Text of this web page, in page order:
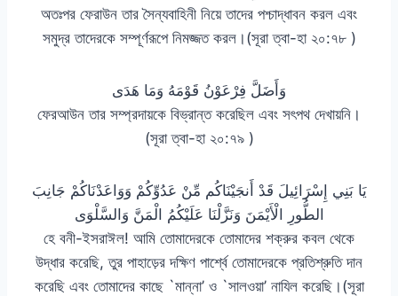
অতঃপর ফেরাউন তার সৈন্যবাহিনী নিয়ে তাদের পশ্চাদ্ধাবন করল এবং
সমুদ্র তাদেরকে সম্পূর্ণরূপে নিমজ্জত করল।(সূরা ত্বা-হা ২০:৭৮ )
وَأَضَلَّ فِرْعَوْنُ قَوْمَهُ وَمَا هَدَى
ফেরআউন তার সম্প্রদায়কে বিভ্রান্ত করেছিল এবং সৎপথ দেখায়নি।
(সূরা ত্বা-হা ২০:৭৯ )
يَا بَنِي إِسْرَائِيلَ قَدْ أَنجَيْنَاكُم مِّنْ عَدُوِّكُمْ وَوَاعَدْنَاكُمْ جَانِبَ
الطُّورِ الْأَيْمَنَ وَنَزَّلْنَا عَلَيْكُمُ الْمَنَّ وَالسَّلْوَى
হে বনী-ইসরাঈল! আমি তোমাদেরকে তোমাদের শক্রুর কবল থেকে
উদ্ধার করেছি, তুর পাহাড়ের দক্ষিণ পার্শ্বে তোমাদেরকে প্রতিশ্রুতি দান
করেছি এবং তোমাদের কাছে `মান্না’ ও `সালওয়া’ নাযিল করেছি।(সূরা